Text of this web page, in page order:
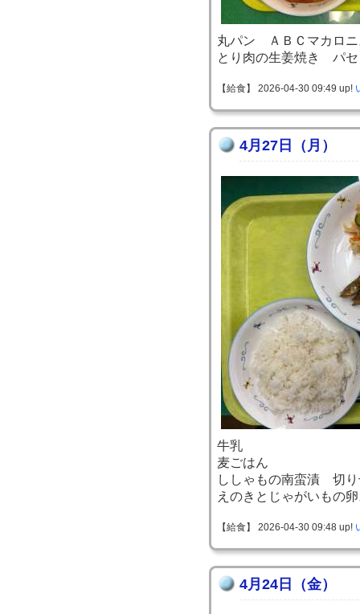
丸パン ＡＢＣマカロニ
とり肉の生姜焼き パ
【給食】 2026-04-30 09:49 up!
4月27日（月）
牛乳
麦ごはん
ししゃもの南蛮漬 切り
えのきとじゃがいもの
【給食】 2026-04-30 09:48 up!
4月24日（金）